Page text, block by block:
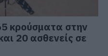
κρούσματα στην
20 ασθενείς σε